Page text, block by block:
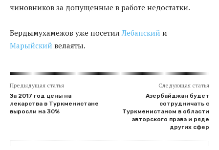
чиновников за допущенные в работе недостатки.
Бердымухамежов уже посетилЛебапский и
Марыйский велаяты.
Предыдущая статья
За 2017 год цены на
лекарства в Туркменистане
выросли на 30%
Следующая статья
Азербайджан будет
сотрудничать с
Туркменистаном в области
авторского права и ряде
других сфер